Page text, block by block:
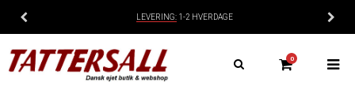
LEVERING: 1-2 HVERDAGE
0